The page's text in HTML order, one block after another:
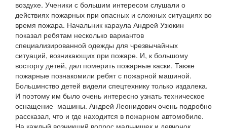
воздухе. Ученики с большим интересом слушали о
действиях пожарных при опасных и сложных ситуациях во
время пожара. Начальник караула Андрей Узюкин
показал ребятам несколько вариантов
специализированной одежды для чрезвычайных
ситуаций, возникающих при пожаре. И, к большому
восторгу детей, дал померить пожарные каски. Также
пожарные познакомили ребят с пожарной машиной.
Большинство детей видели спецтехнику только издалека.
И поэтому им было очень интересно узнать техническое
оснащение машины. Андрей Леонидович очень подробно
рассказал, что и где находится в пожарном автомобиле.
На каждый возникший вопрос мальчишек и девчонок